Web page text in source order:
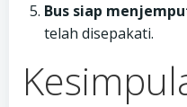
Bus siap
telah disepakati.